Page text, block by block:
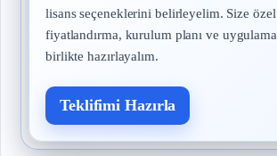
lisans seçeneklerini belirleyelim. Size özel
fiyatlandırma, kurulum planı ve
birlikte hazırlayalım.
Teklifimi Hazırla